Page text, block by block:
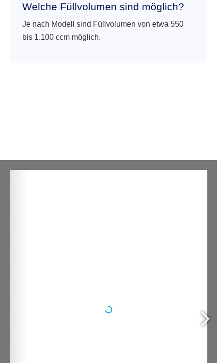
Welche Füllvolumen sind möglich?
Je nach Modell sind Füllvolumen von etwa 550
bis 1.100 ccm möglich.